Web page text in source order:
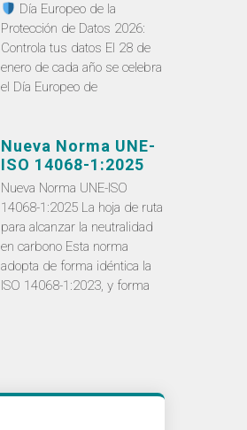
Día Europeo de la
Protección de Datos 2026:
Controla tus datos El 28 de
enero de cada año se celebra
el Día Europeo de
Nueva Norma UNE-
ISO 14068-1:2025
Nueva Norma UNE-ISO
14068-1:2025 La hoja de ruta
para alcanzar la neutralidad
en carbono Esta norma
adopta de forma idéntica la
ISO 14068-1:2023, y forma